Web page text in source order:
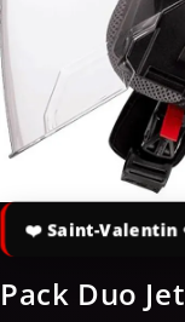
Pack Duo